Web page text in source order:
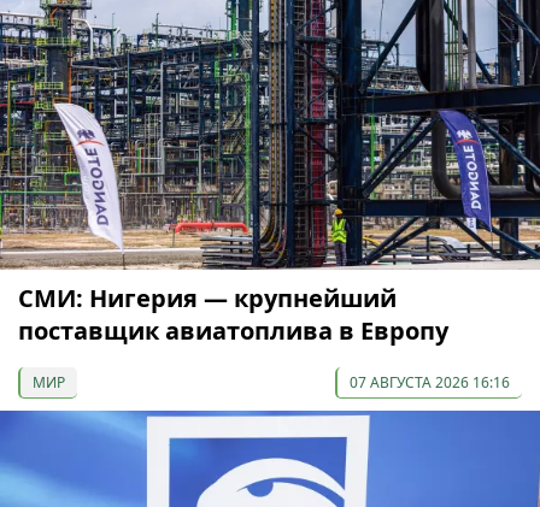
СМИ: Нигерия — крупнейший
поставщик авиатоплива в Европу
МИР 07 АВГУСТА 2026 16:16